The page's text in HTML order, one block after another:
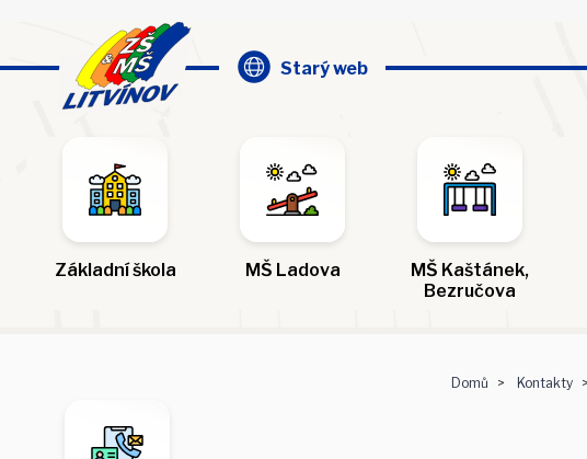
Starý web
Základní škola MŠ Ladova
MŠ Kaštánek,
Bezručova
Domů Kontakty